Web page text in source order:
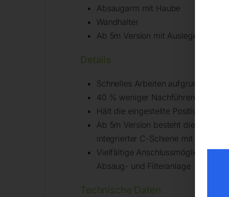
Absaugarm mit Haube
Wandhalter
Ab 5m Version mit Ausleger
Details
Schnelles Arbeiten aufgrund
40 % weniger Nachführen des
Hält die eingestellte Position
Ab 5m Version besteht die
integrierter C-Schiene mit
Vielfältige
Absaug- und Filteranlage
Technische Daten